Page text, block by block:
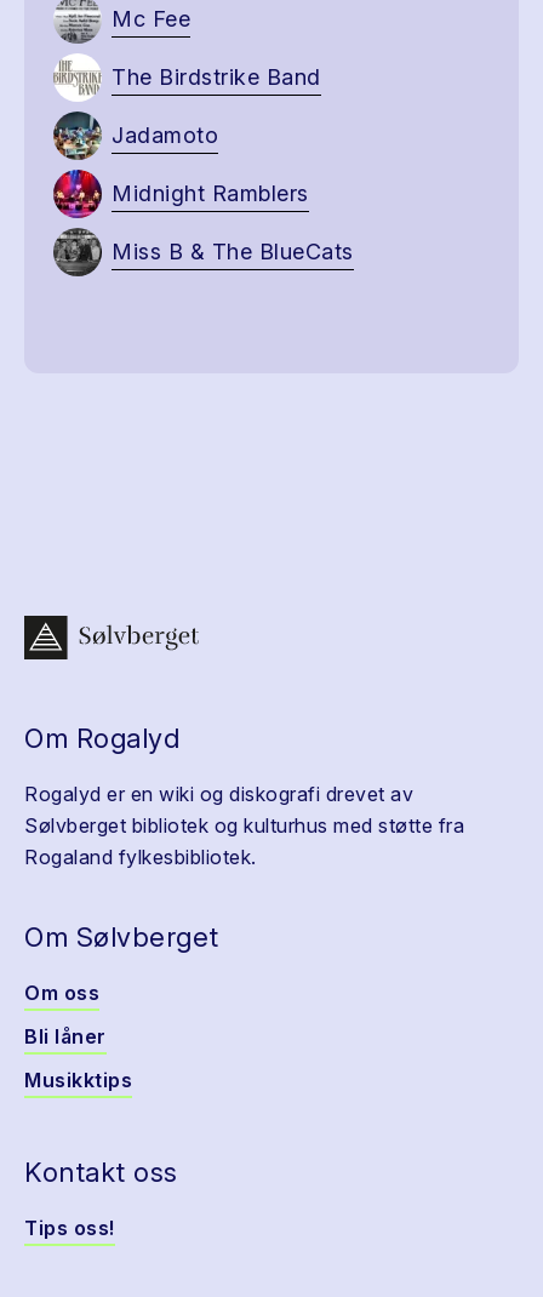
Mc Fee
The Birdstrike Band
Jadamoto
Midnight Ramblers
Miss B & The BlueCats
Om Rogalyd
Rogalyd er en wiki og diskografi drevet av
Sølvberget bibliotek og kulturhus med støtte fra
Rogaland fylkesbibliotek.
Om Sølvberget
Om oss
Bli låner
Musikktips
Kontakt oss
Tips oss!